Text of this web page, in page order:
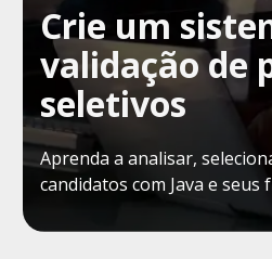
Crie um
validação de
seletivos
Aprenda a analisar,
candidatos com Java e seus